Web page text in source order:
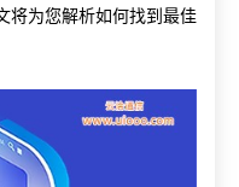
将为您解析如何找到最佳